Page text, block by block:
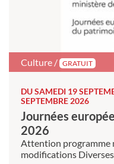
Culture / GRATUIT
DU SAMEDI 19
SEPTEMBRE 2026
Journées
2026
Attention programme
modifications